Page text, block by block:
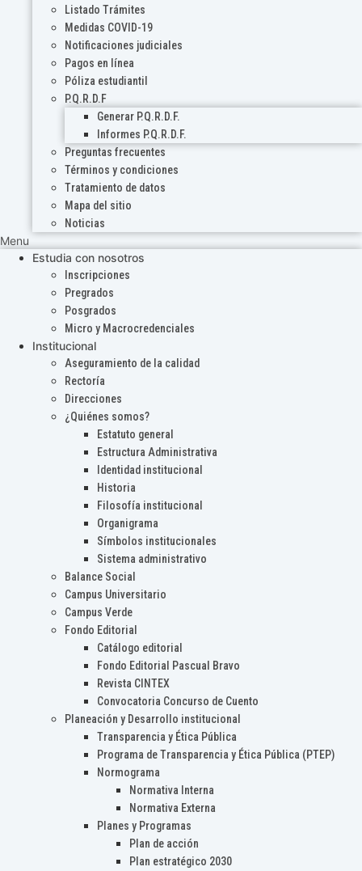
Listado Trámites
Medidas COVID-19
Notificaciones judiciales
Pagos en línea
Póliza estudiantil
P.Q.R.D.F
Generar P.Q.R.D.F.
Informes P.Q.R.D.F.
Preguntas frecuentes
Términos y condiciones
Tratamiento de datos
Mapa del sitio
Noticias
Menu
Estudia con nosotros
Inscripciones
Pregrados
Posgrados
Micro y Macrocredenciales
Institucional
Aseguramiento de la calidad
Rectoría
Direcciones
¿Quiénes somos?
Estatuto general
Estructura Administrativa
Identidad institucional
Historia
Filosofía institucional
Organigrama
Símbolos institucionales
Sistema administrativo
Balance Social
Campus Universitario
Campus Verde
Fondo Editorial
Catálogo editorial
Fondo Editorial Pascual Bravo
Revista CINTEX
Convocatoria Concurso de Cuento
Planeación y Desarrollo institucional
Transparencia y Ética Pública
Programa de Transparencia y Ética Pública (PTEP)
Normograma
Normativa Interna
Normativa Externa
Planes y Programas
Plan de acción
Plan estratégico 2030